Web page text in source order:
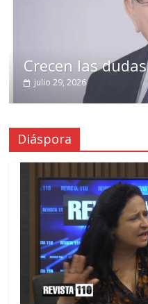
Crecen las dudas
julio 29, 2026
Diáspora